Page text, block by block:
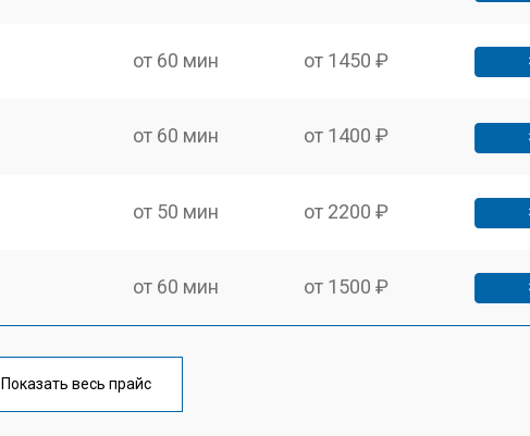
от 60 мин от 1450 ₽
от 60 мин от 1400 ₽
от 50 мин от 2200 ₽
от 60 мин от 1500 ₽
от 50 мин
Показать весь прайс